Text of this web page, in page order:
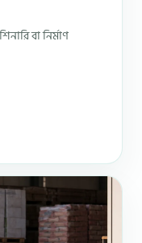
বা নির্মাণ